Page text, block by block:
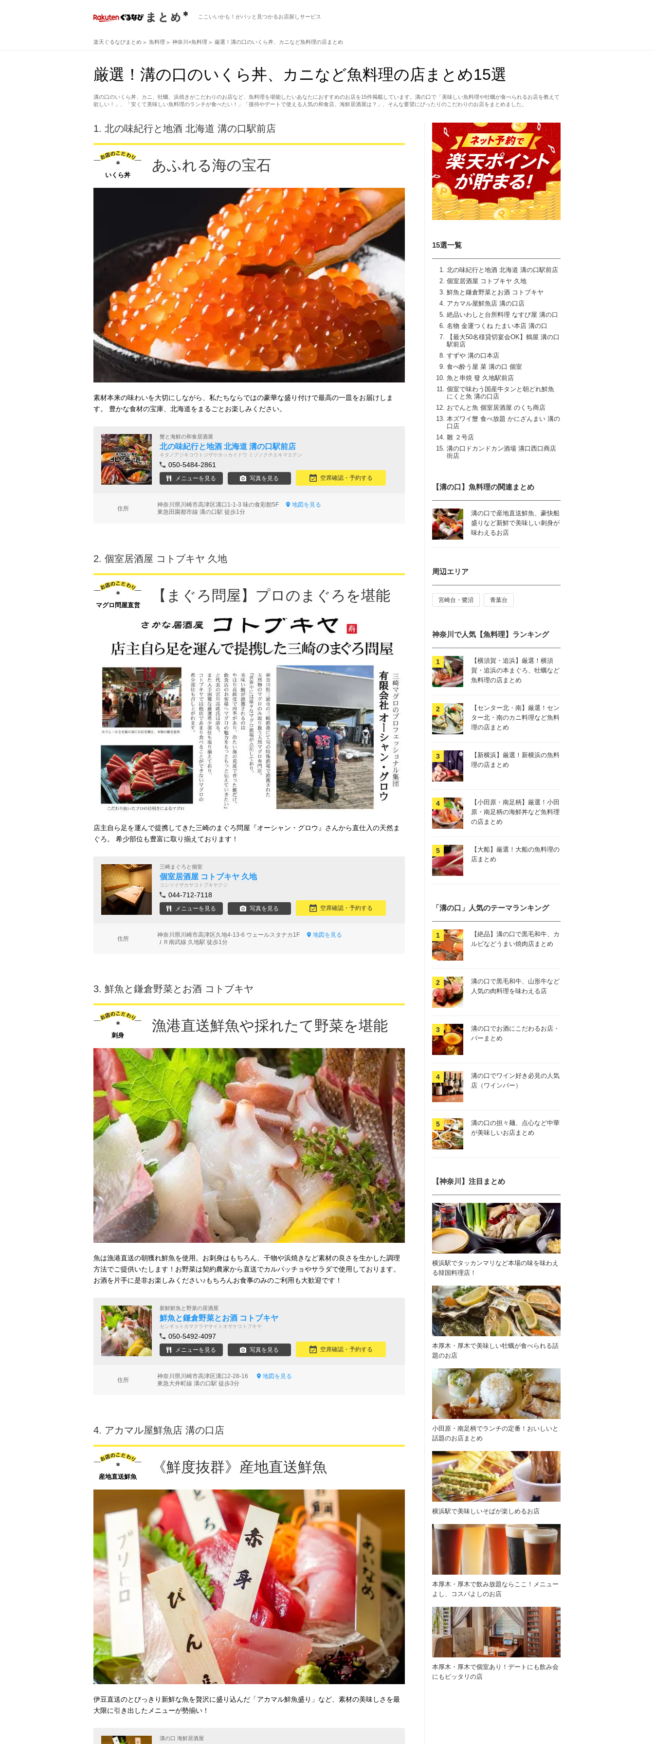
ここいいかも！がパッと見つかるお店探しサービス
楽天ぐるなびまとめ 魚料理 神奈川×魚料理 厳選！溝の口のいくら丼、カニなど魚料理の店まとめ
厳選！溝の口のいくら丼、カニなど魚料理の店まとめ15選
溝の口のいくら丼、カニ、牡蠣、浜焼きがこだわりのお店など、魚料理を堪能したいあなたにおすすめのお店を15件掲載しています。溝の口で「美味しい魚料理や牡蠣が食べられるお店を教えて
欲しい！」、「安くて美味しい魚料理のランチが食べたい！」「接待やデートで使える人気の和食店、海鮮居酒屋は？」、そんな要望にぴったりのこだわりのお店をまとめました。
15選一覧
北の味紀行と地酒 北海道 溝の口駅前店
個室居酒屋 コトブキヤ 久地
鮮魚と鎌倉野菜とお酒 コトブキヤ
アカマル屋鮮魚店 溝の口店
絶品いわしと台所料理 なすび屋 溝の口
名物 金運つくね たまい本店 溝の口
【最大50名様貸切宴会OK】鶴屋 溝の口
駅前店
すずや 溝の口本店
食べ酔う屋 菜 溝の口 個室
魚と串焼 發 久地駅前店
個室で味わう国産牛タンと朝どれ鮮魚
にくと魚 溝の口店
おでんと魚 個室居酒屋 のくち商店
本ズワイ蟹 食べ放題 かにざんまい 溝の
口店
雛 ２号店
溝の口ドカンドカン酒場 溝口西口商店
街店
1. 北の味紀行と地酒 北海道 溝の口駅前店
いくら丼
あふれる海の宝石
素材本来の味わいを大切にしながら、私たちならではの豪華な盛り付けで最高の一皿をお届けしま
す。 豊かな食材の宝庫、北海道をまるごとお楽しみください。
蟹と海鮮の和食居酒屋
北の味紀行と地酒 北海道 溝の口駅前店
キタノアジキコウトジザケホッカイドウ ミゾノクチエキマエテン
050-5484-2861
メニューを見る 写真を見る 空席確認・予約する
住所
神奈川県川崎市高津区溝口1-1-3 味の食彩館5F
地図を見る
東急田園都市線 溝の口駅 徒歩1分
2. 個室居酒屋 コトブキヤ 久地
マグロ問屋直営
【まぐろ問屋】プロのまぐろを堪能
店主自ら足を運んで提携してきた三崎のまぐろ問屋『オーシャン・グロウ』さんから直仕入の天然ま
ぐろ。 希少部位も豊富に取り揃えております！
三崎まぐろと個室
個室居酒屋 コトブキヤ 久地
コシツイザカヤコトブキヤクジ
044-712-7118
メニューを見る 写真を見る 空席確認・予約する
住所
神奈川県川崎市高津区久地4-13-6 ウェールスタナカ1F
地図を見る
ＪＲ南武線 久地駅 徒歩1分
3. 鮮魚と鎌倉野菜とお酒 コトブキヤ
刺身
漁港直送鮮魚や採れたて野菜を堪能
魚は漁港直送の朝獲れ鮮魚を使用。お刺身はもちろん、干物や浜焼きなど素材の良さを生かした調理
方法でご提供いたします！お野菜は契約農家から直送でカルパッチョやサラダで使用しております。
お酒を片手に是非お楽しみください♪もちろんお食事のみのご利用も大歓迎です！
新鮮鮮魚と野菜の居酒屋
鮮魚と鎌倉野菜とお酒 コトブキヤ
センギョトカマクラヤサイトオサケコトブキヤ
050-5492-4097
メニューを見る 写真を見る 空席確認・予約する
住所
神奈川県川崎市高津区溝口2-28-16
地図を見る
東急大井町線 溝の口駅 徒歩3分
4. アカマル屋鮮魚店 溝の口店
産地直送鮮魚
《鮮度抜群》産地直送鮮魚
伊豆直送のとびっきり新鮮な魚を贅沢に盛り込んだ「アカマル鮮魚盛り」など、素材の美味しさを最
大限に引き出したメニューが勢揃い！
溝の口 海鮮居酒屋
【溝の口】魚料理の関連まとめ
溝の口で産地直送鮮魚、豪快船
盛りなど新鮮で美味しい刺身が
味わえるお店
周辺エリア
宮崎台・鷺沼 青葉台
神奈川で人気【魚料理】ランキング
【横須賀・追浜】厳選！横須
賀・追浜の本まぐろ、牡蠣など
魚料理の店まとめ
【センター北・南】厳選！セン
ター北・南のカニ料理など魚料
理の店まとめ
【新横浜】厳選！新横浜の魚料
理の店まとめ
【小田原・南足柄】厳選！小田
原・南足柄の海鮮丼など魚料理
の店まとめ
【大船】厳選！大船の魚料理の
店まとめ
「溝の口」人気のテーマランキング
【絶品】溝の口で黒毛和牛、カ
ルビなどうまい焼肉店まとめ
溝の口で黒毛和牛、山形牛など
人気の肉料理を味わえる店
溝の口でお酒にこだわるお店・
バーまとめ
溝の口でワイン好き必見の人気
店（ワインバー）
溝の口の担々麺、点心など中華
が美味しいお店まとめ
【神奈川】注目まとめ
横浜駅でタッカンマリなど本場の味を味わえ
る韓国料理店！
本厚木・厚木で美味しい牡蠣が食べられる話
題のお店
小田原・南足柄でランチの定番！おいしいと
話題のお店まとめ
横浜駅で美味しいそばが楽しめるお店
本厚木・厚木で飲み放題ならここ！メニュー
よし、コスパよしのお店
本厚木・厚木で個室あり！デートにも飲み会
にもピッタリの店